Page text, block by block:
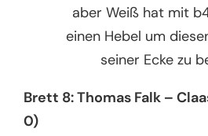
aber Weiß hat mit
einen Hebel um
seiner Ecke zu
Brett 8: Thomas Falk –
0)